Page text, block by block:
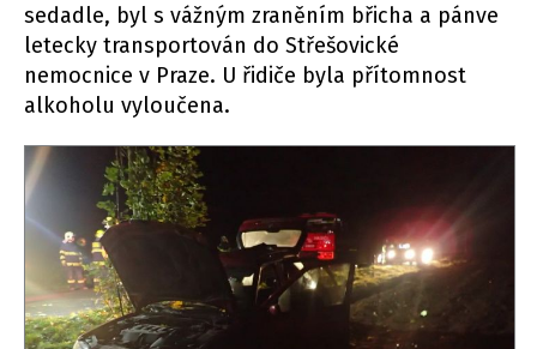
sedadle, byl s vážným zraněním břicha a pánve
letecky transportován do Střešovické
nemocnice v Praze. U řidiče byla přítomnost
alkoholu vyloučena.